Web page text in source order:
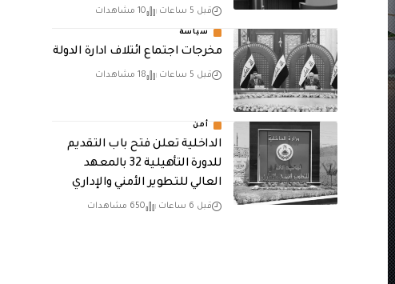
قبل 5 ساعات 10 مشاهدات
سياسة
مخرجات اجتماع ائتلاف ادارة الدولة
قبل 5 ساعات 18 مشاهدات
أمن
الداخلية تعلن فتح باب التقديم
للدورة التأهيلية 32 بالمعهد
العالي للتطوير الأمني والإداري
قبل 6 ساعات 650 مشاهدات